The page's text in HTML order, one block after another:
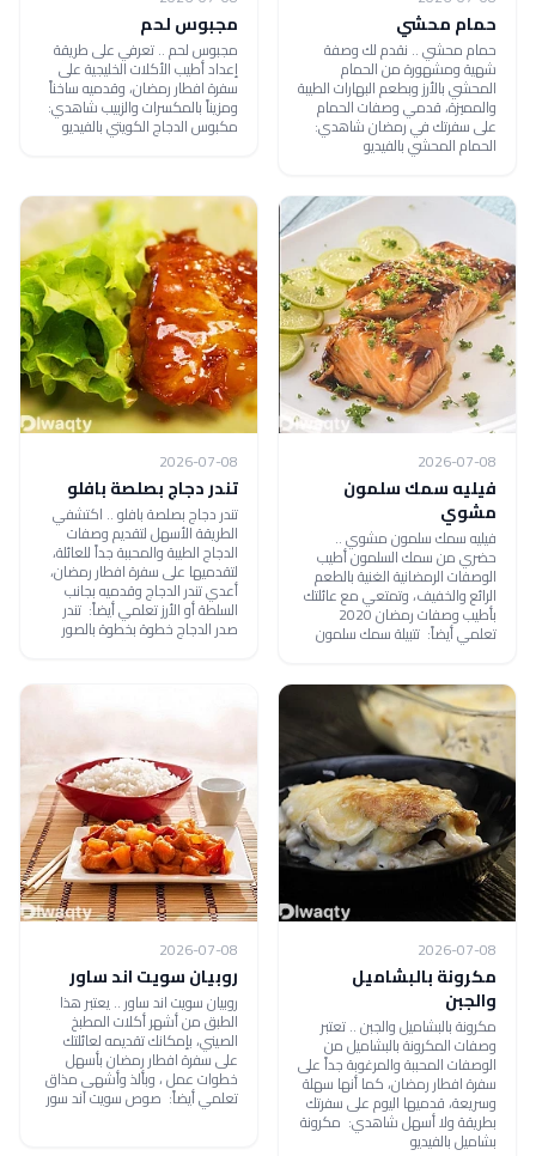
حمام محشي
حمام محشي .. نقدم لك وصفة
شهية ومشهورة من الحمام
المحشي بالأرز وبطعم البهارات الطيبة
والمميزة، قدمي وصفات الحمام
على سفرتك في رمضان شاهدي:
الحمام المحشي بالفيديو
مجبوس لحم
مجبوس لحم .. تعرفي على طريقة
إعداد أطيب الأكلات الخليجية على
سفرة افطار رمضان، وقدميه ساخناً
ومزيناً بالمكسرات والزبيب شاهدي:
مكبوس الدجاج الكويتي بالفيديو
2026-07-08
فيليه سمك سلمون
مشوي
فيليه سمك سلمون مشوي ..
حضري من سمك السلمون أطيب
الوصفات الرمضانية الغنية بالطعم
الرائع والخفيف، وتمتعي مع عائلتك
بأطيب وصفات رمضان 2020
تعلمي أيضاً: تتبيلة سمك سلمون
2026-07-08
تندر دجاج بصلصة بافلو
تندر دجاج بصلصة بافلو .. اكتشفي
الطريقة الأسهل لتقديم وصفات
الدجاج الطيبة والمحببة جداً للعائلة،
لتقدميها على سفرة افطار رمضان،
أعدي تندر الدجاج وقدميه بجانب
السلطة أو الأرز تعلمي أيضاً: تندر
صدر الدجاج خطوة بخطوة بالصور
2026-07-08
مكرونة بالبشاميل
والجبن
مكرونة بالبشاميل والجبن .. تعتبر
وصفات المكرونة بالبشاميل من
الوصفات المحببة والمرغوبة جداً على
سفرة افطار رمضان، كما أنها سهلة
وسريعة، قدميها اليوم على سفرتك
بطريقة ولا أسهل شاهدي: مكرونة
بشاميل بالفيديو
2026-07-08
روبيان سويت اند ساور
روبيان سويت اند ساور .. يعتبر هذا
الطبق من أشهر أكلات المطبخ
الصيني، بإمكانك تقديمه لعائلتك
على سفرة افطار رمضان بأسهل
خطوات عمل ، وبألذ وأشهى مذاق
تعلمي أيضاً: صوص سويت آند سور